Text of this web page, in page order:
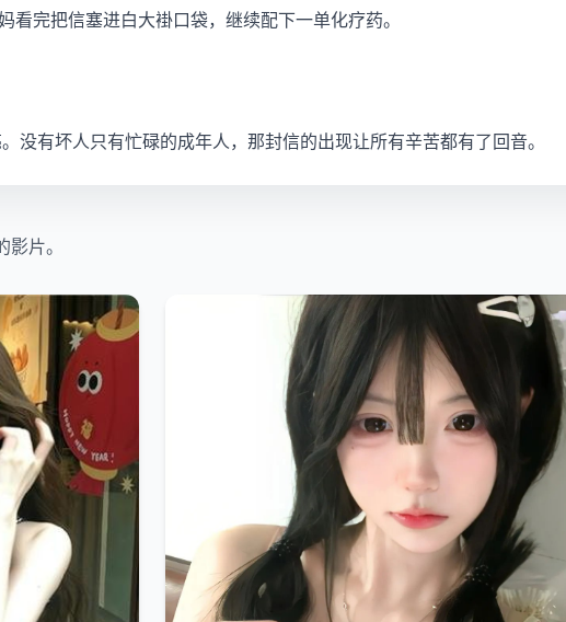
看完把信塞进白大褂口袋，继续配下一单化疗药。
没有坏人只有忙碌的成年人，那封信的出现让所有辛苦都有了回音。
片。